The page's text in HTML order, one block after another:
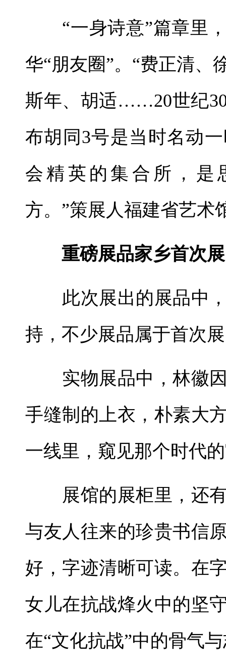
“一身诗意”篇章里，
华“朋友圈”。“费正清、
斯年、胡适……20世纪
布胡同3号是当时名动
会精英的集合所，是
方。”策展人福建省艺术
重磅展品家乡首次
此次展出的展品中，
持，不少展品属于首次
实物展品中，林徽因
手缝制的上衣，朴素大
一线里，窥见那个时代
展馆的展柜里，还有
与友人往来的珍贵书信
好，字迹清晰可读。在
女儿在抗战烽火中的坚
在“文化抗战”中的骨气